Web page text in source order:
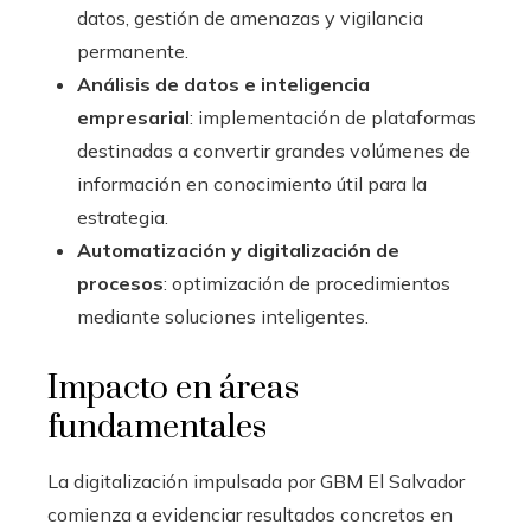
datos, gestión de amenazas y vigilancia
permanente.
Análisis de datos e inteligencia
empresarial: implementación de plataformas
destinadas a convertir grandes volúmenes de
información en conocimiento útil para la
estrategia.
Automatización y digitalización de
procesos: optimización de procedimientos
mediante soluciones inteligentes.
Impacto en áreas
fundamentales
La digitalización impulsada por GBM El Salvador
comienza a evidenciar resultados concretos en